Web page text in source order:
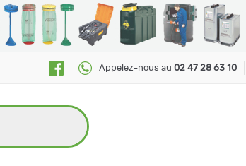
Appelez-nous au 02 47 28 63 10